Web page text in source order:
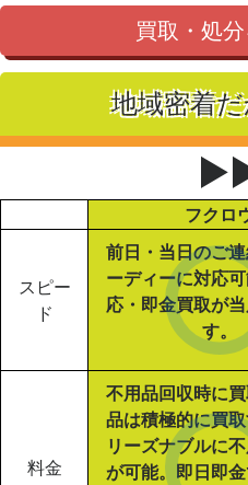
買取・処
地域密着
フクロ
スピー
ド
前日・当日のご
ーディーに対応
応・即金買取が
す。
料金
不用品回収時に
品は積極的に買取
リーズナブルに
が可能。即日即